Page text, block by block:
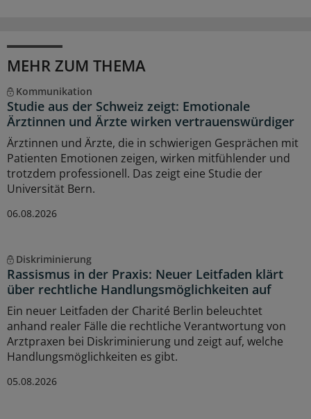
MEHR ZUM THEMA
Kommunikation
Studie aus der Schweiz zeigt: Emotionale
Ärztinnen und Ärzte wirken vertrauenswürdiger
Ärztinnen und Ärzte, die in schwierigen Gesprächen mit
Patienten Emotionen zeigen, wirken mitfühlender und
trotzdem professionell. Das zeigt eine Studie der
Universität Bern.
06.08.2026
Diskriminierung
Rassismus in der Praxis: Neuer Leitfaden klärt
über rechtliche Handlungsmöglichkeiten auf
Ein neuer Leitfaden der Charité Berlin beleuchtet
anhand realer Fälle die rechtliche Verantwortung von
Arztpraxen bei Diskriminierung und zeigt auf, welche
Handlungsmöglichkeiten es gibt.
05.08.2026